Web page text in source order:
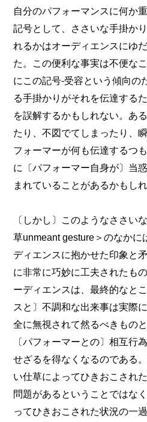
自分のパフォーマンスに何か
記号として、ささいな手掛か
れるかはオーディエンスにゆ
た。この便利な事実は不便な
にこの記号‐受容という傾向の
る手掛かりがそれを伝達する
を誤解するかもしれない。あ
たり、不図でてしまったり、
フォーマーが何も伝達するつ
に〔パフォーマー自身が〕当
まれていることがあるかもし
〔しかし〕このようなささい
草unmeant gesture＞のなかに
ディエンスに抱かせた印象と
に非常に巧妙に工夫されたも
ーディエンスは、最終的なと
スと〕不調和な出来事は実際
全に無視されて然るべきもの
〔パフォーマーとの〕相互行
せざるを得なくなるのである
い仕草によってひきおこされ
問題があるということではな
ってひきおこされた状況の一